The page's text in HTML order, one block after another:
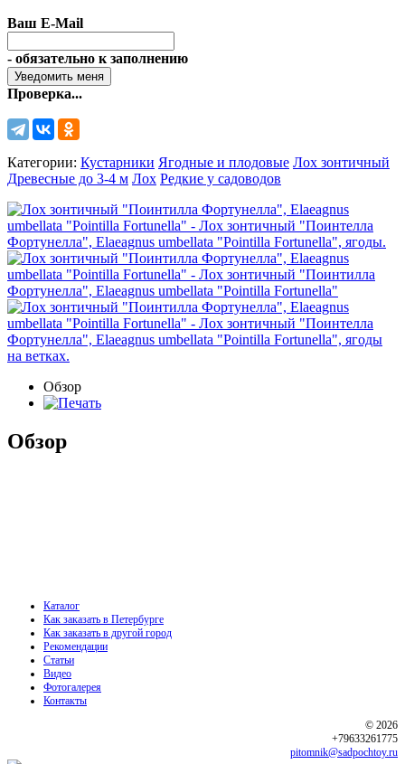
Ваш E-Mail
- обязательно к заполнению
Проверка...
Категории: Кустарники Ягодные и плодовые Лох зонтичный
Древесные до 3-4 м Лох Редкие у садоводов
Обзор
Обзор
Каталог
Как заказать в Петербурге
Как заказать в другой город
Рекомендации
Статьи
Видео
Фотогалерея
Контакты
© 2026
+79633261775
pitomnik@sadpochtoy.ru